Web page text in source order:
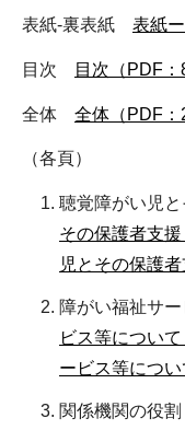
表紙-裏表紙 表紙
目次 目次（PDF：
全体 全体（PDF：
（各頁）
聴覚障がい児
その保護者支援
児とその保護
障がい福祉サ
ビス等につい
ービス等につい
関係機関の役